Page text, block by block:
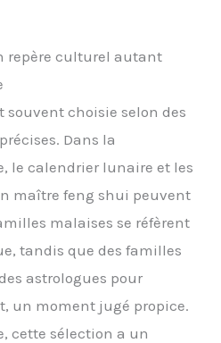
repère culturel autant
souvent choisie selon des
Dans la
le calendrier lunaire et les
maître feng shui peuvent
malaises se réfèrent
tandis que des familles
astrologues pour
un moment jugé propice.
cette sélection a un